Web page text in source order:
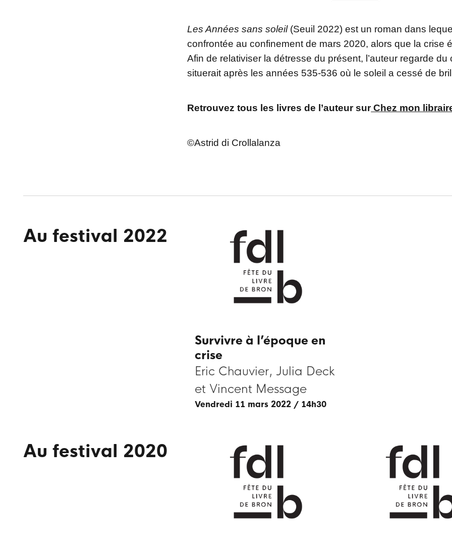
Les Années sans soleil(Seuil 2022) est un roman dans
confrontée au confinement de mars 2020, alors que la crise
Afin de relativiser la détresse du présent, l’auteur regarde
situerait après les années 535-536 où le soleil a cessé de
Retrouvez tous les livres de l’auteur surChez mon
©Astrid di Crollalanza
Au festival 2022
Survivre à l’époque en
crise
Eric Chauvier, Julia Deck
et Vincent Message
vendredi 11 mars 2022 / 14h30
Au festival 2020